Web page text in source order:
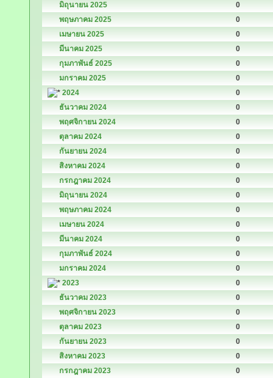
มิถุนายน 2025
0
พฤษภาคม 2025
0
เมษายน 2025
0
มีนาคม 2025
0
กุมภาพันธ์ 2025
0
มกราคม 2025
0
2024
0
ธันวาคม 2024
0
พฤศจิกายน 2024
0
ตุลาคม 2024
0
กันยายน 2024
0
สิงหาคม 2024
0
กรกฎาคม 2024
0
มิถุนายน 2024
0
พฤษภาคม 2024
0
เมษายน 2024
0
มีนาคม 2024
0
กุมภาพันธ์ 2024
0
มกราคม 2024
0
2023
0
ธันวาคม 2023
0
พฤศจิกายน 2023
0
ตุลาคม 2023
0
กันยายน 2023
0
สิงหาคม 2023
0
กรกฎาคม 2023
0